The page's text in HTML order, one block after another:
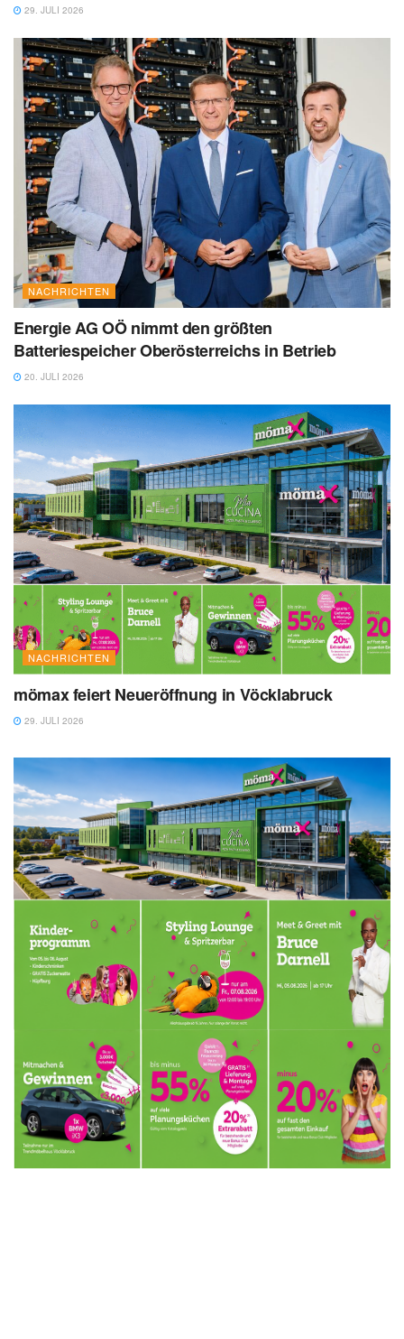
29. JULI 2026
NACHRICHTEN
Energie AG OÖ nimmt den größten
Batteriespeicher Oberösterreichs in Betrieb
20. JULI 2026
NACHRICHTEN
mömax feiert Neueröffnung in Vöcklabruck
29. JULI 2026